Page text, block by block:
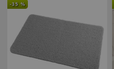
-35 %